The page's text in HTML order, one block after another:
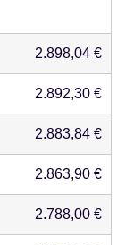
2.898,04 €
2.892,30 €
2.883,84 €
2.863,90 €
2.788,00 €